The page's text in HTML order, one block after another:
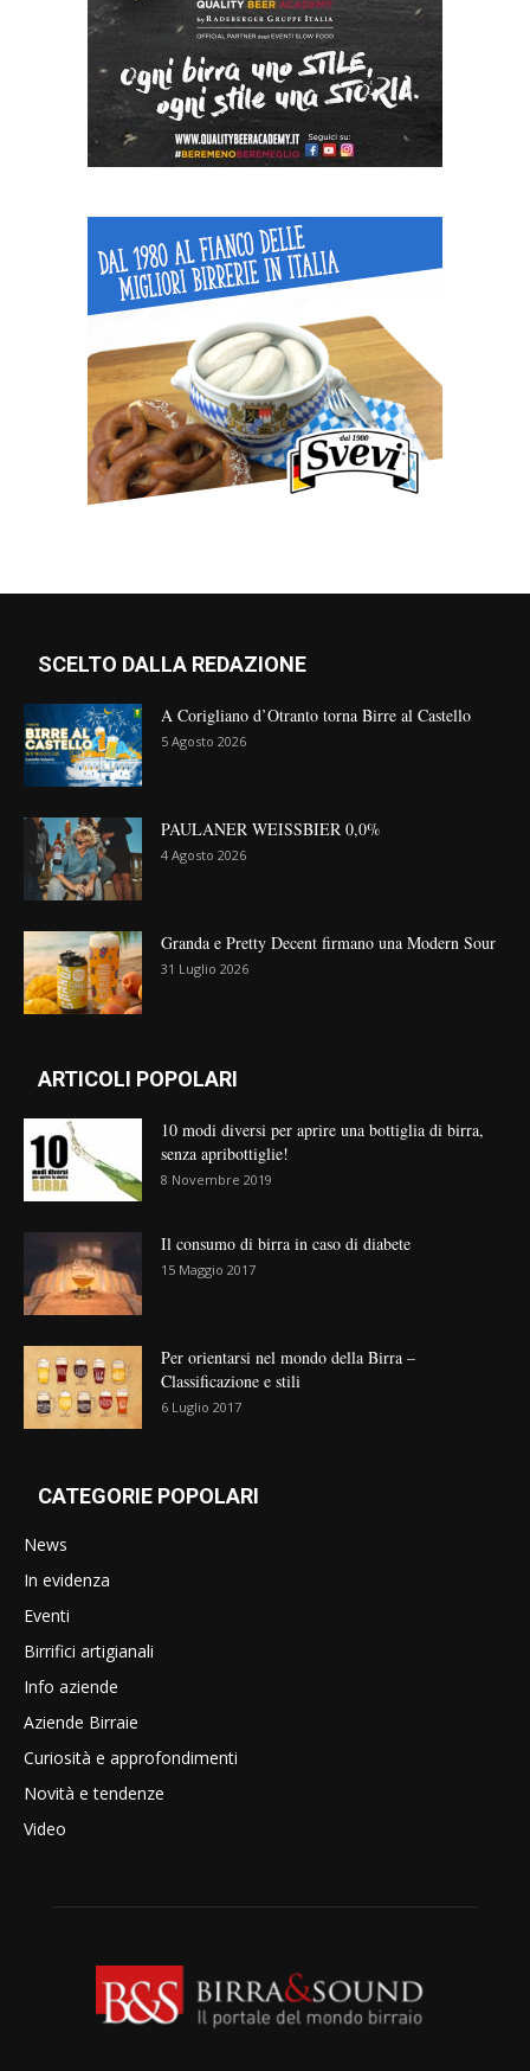
SCELTO DALLA REDAZIONE
A Corigliano d’Otranto torna Birre al Castello
5 Agosto 2026
PAULANER WEISSBIER 0,0%
4 Agosto 2026
Granda e Pretty Decent firmano una Modern Sour
31 Luglio 2026
ARTICOLI POPOLARI
10 modi diversi per aprire una bottiglia di birra,
senza apribottiglie!
8 Novembre 2019
Il consumo di birra in caso di diabete
15 Maggio 2017
Per orientarsi nel mondo della Birra –
Classificazione e stili
6 Luglio 2017
CATEGORIE POPOLARI
News
In evidenza
Eventi
Birrifici artigianali
Info aziende
Aziende Birraie
Curiosità e approfondimenti
Novità e tendenze
Video